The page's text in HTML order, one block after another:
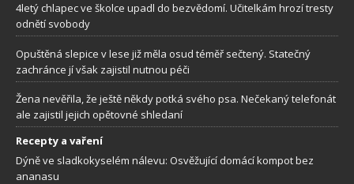
4letý chlapec ve školce upadl do bezvědomí. Učitelkám hrozí tresty
odnětí svobody
Opuštěná slepice v lese již měla osud téměř sečtený. Statečný
zachránce jí však zajistil nutnou péči
Žena nevěřila, že ještě někdy potká svého psa. Nečekaný telefonát
ale zajistil jejich opětovné shledaní
Recepty a vaření
Dýně ve sladkokyselém nálevu: Osvěžující domácí kompot bez
ananasu